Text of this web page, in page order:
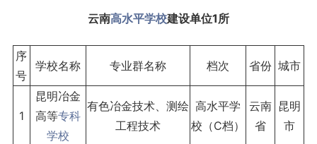
云南高水平学校建设单位1所
序
号
学校名称 专业群名称 档次 省份 城市
1
昆明冶金
高等专科
学校
有色冶金技术、测绘
工程技术
高水平学
校（C档）
云南
省
昆明
市